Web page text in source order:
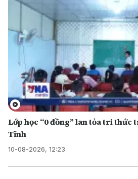
Lớp học “0 đồng” lan tỏa tri thức
Tĩnh
10-08-2026, 12:23